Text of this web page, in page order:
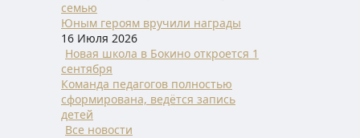
семью
Юным героям вручили награды
16 Июля 2026
Новая школа в Бокино откроется 1
сентября
Команда педагогов полностью
сформирована, ведётся запись
детей
Все новости